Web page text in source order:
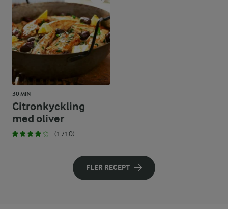
30 MIN
Citronkyckling
med oliver
(1710)
FLER RECEPT